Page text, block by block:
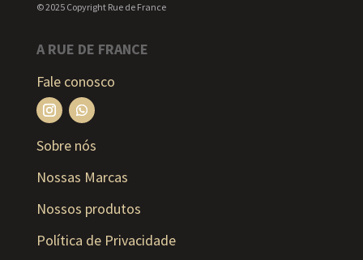
© 2025 Copyright Rue de France
A RUE DE FRANCE
Fale conosco
Sobre nós
Nossas Marcas
Nossos produtos
Política de Privacidade